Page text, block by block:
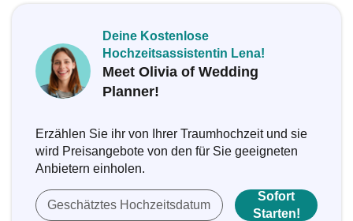
Deine Kostenlose
Hochzeitsassistentin Lena!
Meet Olivia of Wedding
Planner!
Erzählen Sie ihr von Ihrer Traumhochzeit und sie
wird Preisangebote von den für Sie geeigneten
Anbietern einholen.
Geschätztes Hochzeitsdatum
Sofort
Starten!